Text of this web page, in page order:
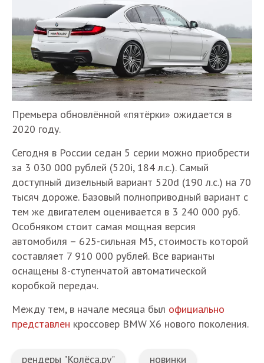
Премьера обновлённой «пятёрки» ожидается в
2020 году.
Сегодня в России седан 5 серии можно приобрести
за 3 030 000 рублей (520i, 184 л.с.). Самый
доступный дизельный вариант 520d (190 л.с.) на 70
тысяч дороже. Базовый полноприводный вариант с
тем же двигателем оценивается в 3 240 000 руб.
Особняком стоит самая мощная версия
автомобиля – 625-сильная M5, стоимость которой
составляет 7 910 000 рублей. Все варианты
оснащены 8-ступенчатой автоматической
коробкой передач.
Между тем, в начале месяца был официально
представлен кроссовер BMW X6 нового поколения.
рендеры "Колёса.ру" новинки